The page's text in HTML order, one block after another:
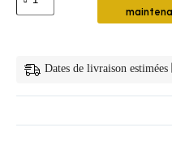
de
Peigne
Acétate
Dents
Dates de livraison